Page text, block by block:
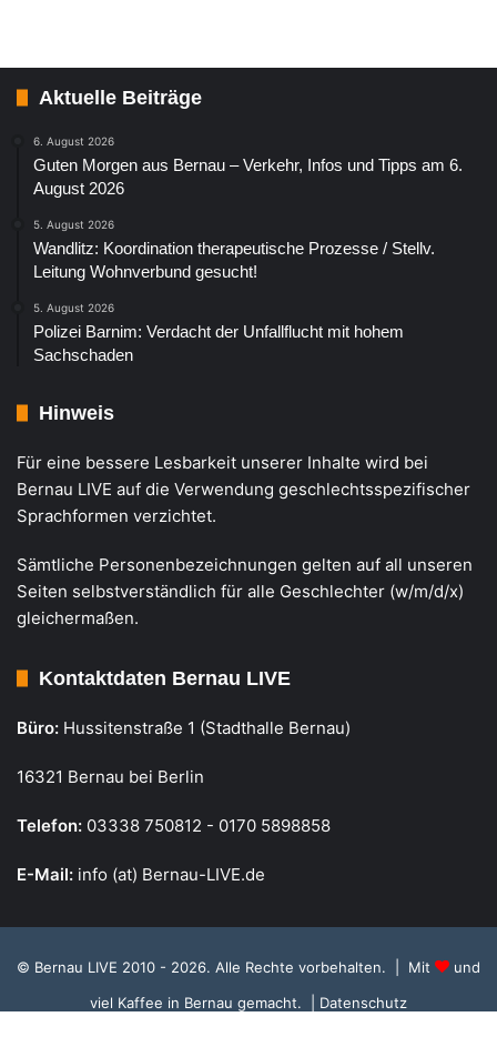
Aktuelle Beiträge
6. August 2026
Guten Morgen aus Bernau – Verkehr, Infos und Tipps am 6.
August 2026
5. August 2026
Wandlitz: Koordination therapeutische Prozesse / Stellv.
Leitung Wohnverbund gesucht!
5. August 2026
Polizei Barnim: Verdacht der Unfallflucht mit hohem
Sachschaden
Hinweis
Für eine bessere Lesbarkeit unserer Inhalte wird bei
Bernau LIVE auf die Verwendung geschlechtsspezifischer
Sprachformen verzichtet.
Sämtliche Personenbezeichnungen gelten auf all unseren
Seiten selbstverständlich für alle Geschlechter (w/m/d/x)
gleichermaßen.
Kontaktdaten Bernau LIVE
Büro: Hussitenstraße 1 (Stadthalle Bernau)
16321 Bernau bei Berlin
Telefon: 03338 750812 - 0170 5898858
E-Mail: info (at) Bernau-LIVE.de
© Bernau LIVE 2010 - 2026. Alle Rechte vorbehalten. | Mit
und
viel Kaffee in Bernau gemacht.
| Datenschutz